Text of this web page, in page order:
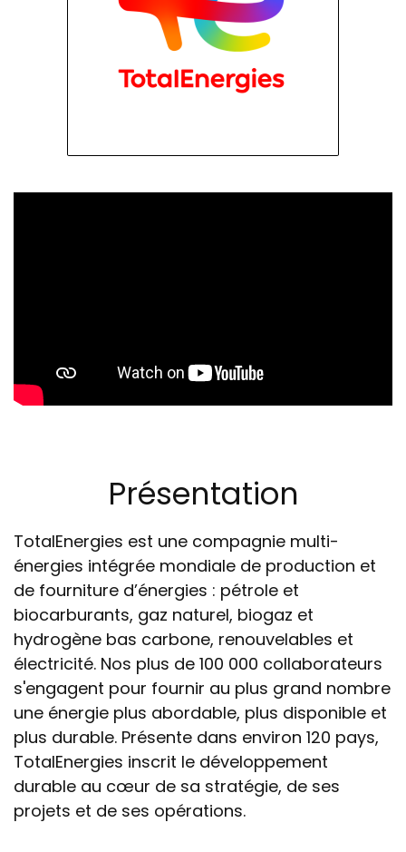
Présentation
TotalEnergies est une compagnie multi-
énergies intégrée mondiale de production et
de fourniture d’énergies : pétrole et
biocarburants, gaz naturel, biogaz et
hydrogène bas carbone, renouvelables et
électricité. Nos plus de 100 000 collaborateurs
s'engagent pour fournir au plus grand nombre
une énergie plus abordable, plus disponible et
plus durable. Présente dans environ 120 pays,
TotalEnergies inscrit le développement
durable au cœur de sa stratégie, de ses
projets et de ses opérations.